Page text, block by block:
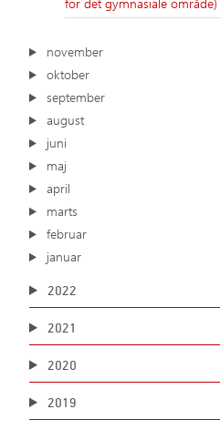
november
oktober
september
august
juni
maj
april
marts
februar
januar
2022
2021
2020
2019